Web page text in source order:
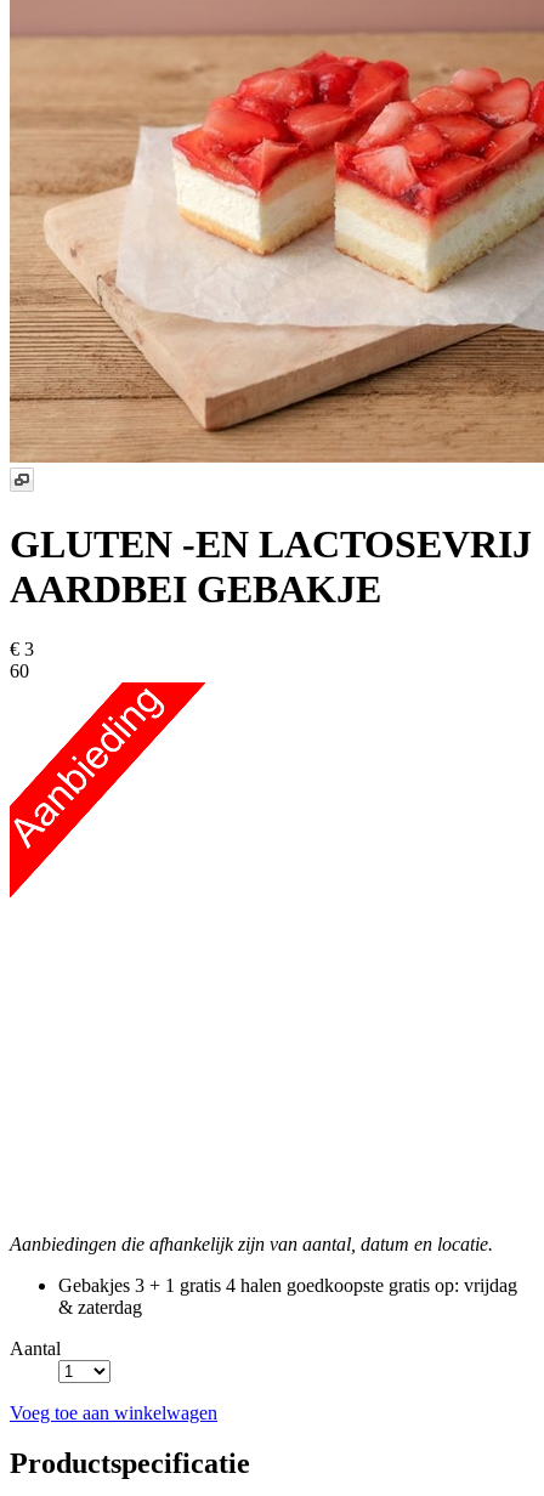
GLUTEN -EN LACTOSEVRIJ
AARDBEI GEBAKJE
€ 3
60
Aanbiedingen die afhankelijk zijn van aantal, datum en locatie.
Gebakjes 3 + 1 gratis 4 halen goedkoopste gratis op: vrijdag
& zaterdag
Aantal
Voeg toe aan winkelwagen
Productspecificatie